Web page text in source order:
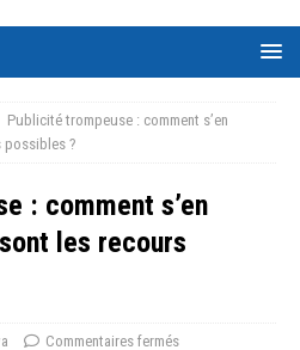
Publicité trompeuse : comment s’en
possibles ?
: comment s’en
les recours
Commentaires fermés